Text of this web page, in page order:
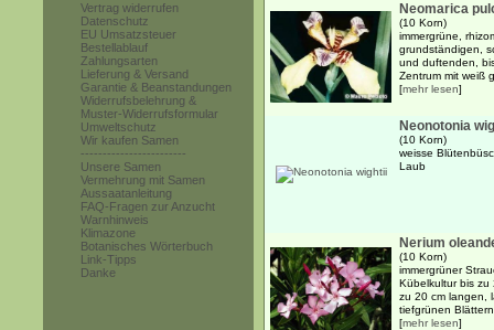
Vertrag widerrufen
Datenschutz
EU Umsatzsteuer
Bestellablauf
Zahlungsarten
Lieferung & Versand
Garantie & Beanstandungen
Widerrufsbelehrung &
Muster-Widerrufsformular
Umweltschutz
Wir kaufen Samen
------------------------
Unsere Samen
Vermehrung mit Samen
Aussaatanleitung
FAQ-Fragen zur Anzucht
Warnhinweis
Klimazone
Botanisches Wörterbuch
Link-Tipps
Danke
Neomarica
(10 Korn)
immergrüne,
grundständigen,
und duftenden,
Zentrum mit weiß
[mehr lesen]
Neonotonia
(10 Korn)
weisse
Laub
Nerium
(10 Korn)
immergrüner
Kübelkultur bis zu
zu 20 cm langen,
tiefgrünen
[mehr lesen]